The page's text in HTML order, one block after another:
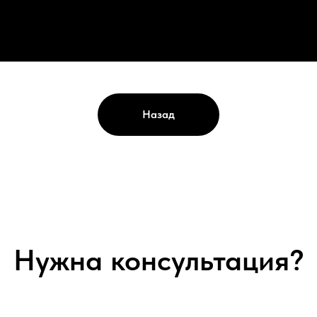
Назад
Нужна консультация?